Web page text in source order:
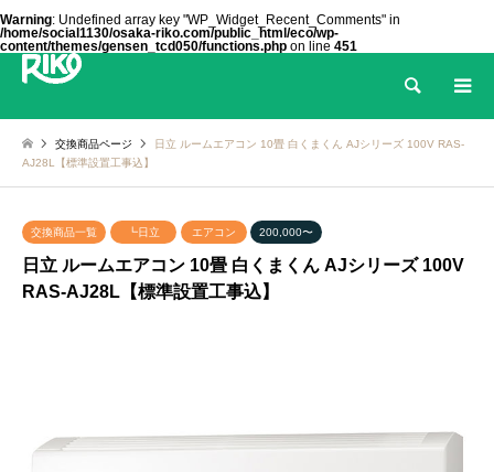
Warning: Undefined array key "WP_Widget_Recent_Comments" in
/home/social1130/osaka-riko.com/public_html/eco/wp-
content/themes/gensen_tcd050/functions.php on line 451
検索
交換商品ページ
日立 ルームエアコン 10畳 白くまくん AJシリーズ 100V RAS-
AJ28L【標準設置工事込】
交換商品一覧 ┗日立 エアコン 200,000〜
日立 ルームエアコン 10畳 白くまくん AJシリーズ 100V
RAS-AJ28L【標準設置工事込】